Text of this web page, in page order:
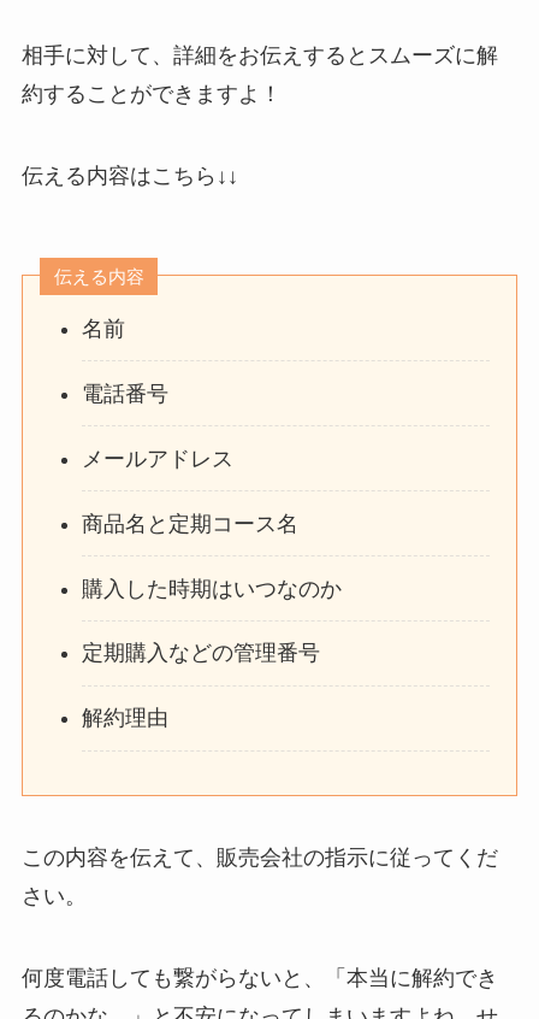
相手に対して、詳細をお伝えするとスムーズに解
約することができますよ！
伝える内容はこちら↓↓
伝える内容
名前
電話番号
メールアドレス
商品名と定期コース名
購入した時期はいつなのか
定期購入などの管理番号
解約理由
この内容を伝えて、販売会社の指示に従ってくだ
さい。
何度電話しても繋がらないと、「本当に解約でき